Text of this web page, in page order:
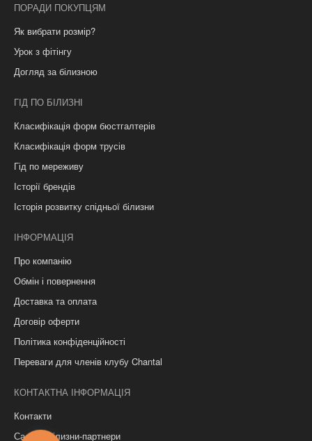
ПОРАДИ ПОКУПЦЯМ
Як вибрати розмір?
Урок з фітінгу
Догляд за білизною
ГІД ПО БІЛИЗНІ
Класифікація форм бюстгалтерів
Класифікація форм трусів
Гід по мереживу
Історії брендів
Історія розвитку спідньої білизни
ІНФОРМАЦІЯ
Про компанію
Обмін і повернення
Доставка та оплата
Договір оферти
Політика конфіденційності
Переваги для членів клубу Chantal
КОНТАКТНА ІНФОРМАЦІЯ
Контакти
Салони білизни-партнери